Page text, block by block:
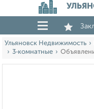
Ульяновск Недвижимость
3‑комнатные